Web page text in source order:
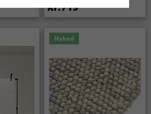
kr.719
Nyhed